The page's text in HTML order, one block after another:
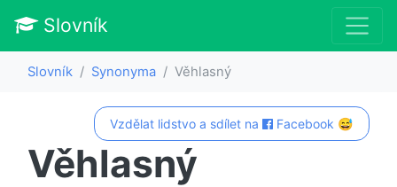
Slovník
Slovník Synonyma Věhlasný
Vzdělat lidstvo a sdílet na Facebook 😅
Věhlasný